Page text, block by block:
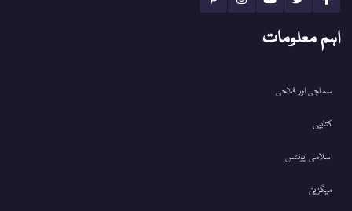
اہم معلومات
سماجی اور فلاحی
کتابیں
اسلامی ایونٹس
میگزین